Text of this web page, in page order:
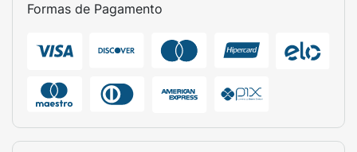
Formas de Pagamento